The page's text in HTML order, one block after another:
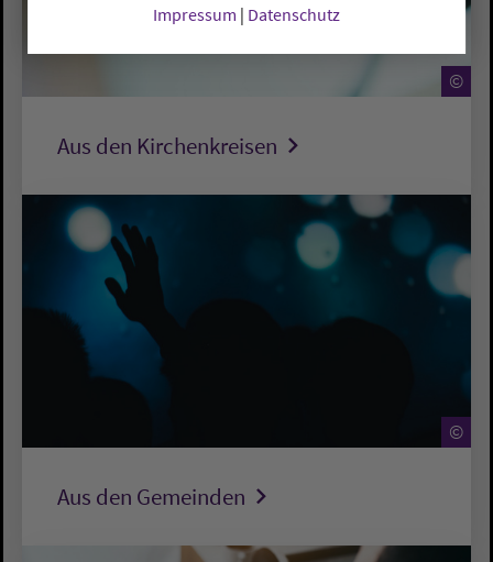
©
Aus den Kirchenkreisen
©
Aus den Gemeinden
Impressum | Datenschutz